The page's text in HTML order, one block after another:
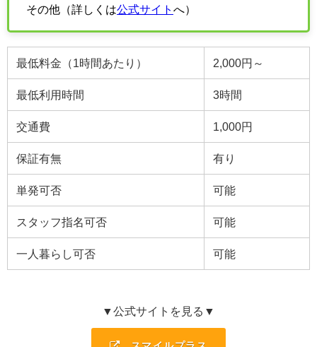
その他（詳しくは公式サイト へ）
最低料金（1時間あたり） 2,000円～
最低利用時間 3時間
交通費 1,000円
保証有無 有り
単発可否 可能
スタッフ指名可否 可能
一人暮らし可否 可能
▼公式サイトを見る▼